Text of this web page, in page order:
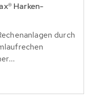
Harken-
durch